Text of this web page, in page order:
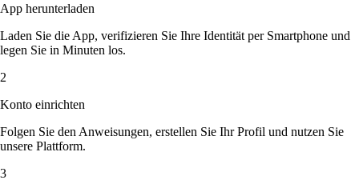
App herunterladen
Laden Sie die App, verifizieren Sie Ihre Identität per Smartphone und
legen Sie in Minuten los.
2
Konto einrichten
Folgen Sie den Anweisungen, erstellen Sie Ihr Profil und nutzen Sie
unsere Plattform.
3